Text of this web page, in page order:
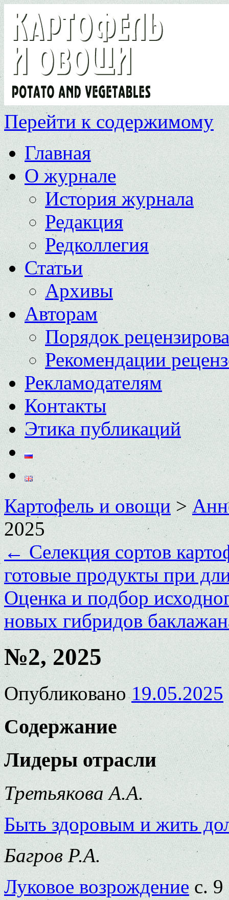
Перейти к содержимому
Главная
О журнале
История журнала
Редакция
Редколлегия
Статьи
Архивы
Авторам
Порядок
Рекомендации
Рекламодателям
Контакты
Этика публикаций
Картофель и овощи>
2025
←Селекция сортов
готовые продукты при
Оценка и подбор
новых гибридов
№2, 2025
Опубликовано 19.05.2025
Содержание
Лидеры отрасли
Третьякова А.А.
Быть здоровым и жить
Багров Р.А.
Луковое возрождениес. 9